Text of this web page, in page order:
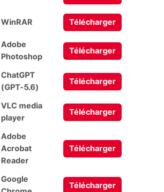
WinRAR Télécharger
Adobe
Photoshop
Télécharger
ChatGPT
(GPT-5.6)
Télécharger
VLC media
player
Télécharger
Adobe
Acrobat
Reader
Télécharger
Google
Télécharger